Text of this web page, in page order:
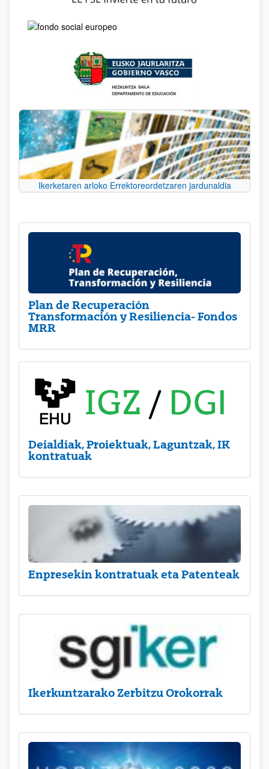
Ikerketaren arloko Errektoreordetzaren jardunaldia
Plan de Recuperación
Transformación y Resiliencia- Fondos
MRR
Deialdiak, Proiektuak, Laguntzak, IK
kontratuak
Enpresekin kontratuak eta Patenteak
Ikerkuntzarako Zerbitzu Orokorrak